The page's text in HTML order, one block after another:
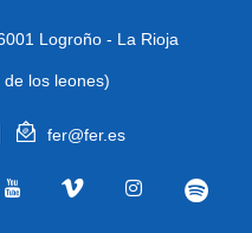
Logroño - La Rioja
los leones)
fer@fer.es